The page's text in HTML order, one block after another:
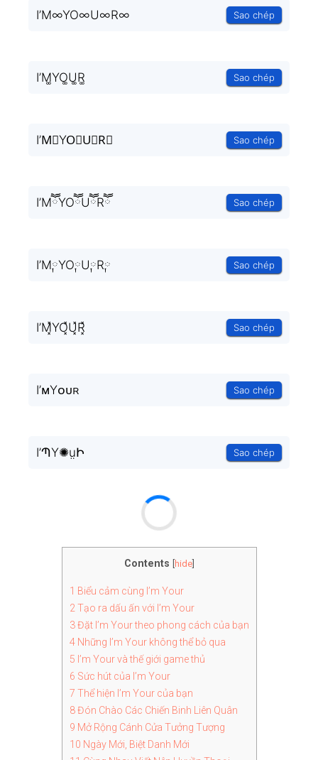
I’M∞YO∞U∞R∞ Sao chép
I’M͚YO͚U͚R͚ Sao chép
I’M⃒YO⃒U⃒R⃒ Sao chép
I’MཽYOཽUཽRཽ Sao chép
I’M༙YO༙U༙R༙ Sao chép
I’M͓̽YO͓̽U͓̽R͓̽ Sao chép
I’ᴍYᴏᴜʀ Sao chép
I’ՊY✺ṳԻ Sao chép
Contents hide]
1 Biểu cảm cùng I’m Your
2Tạo ra dấu ấn với I’m Your
3Đặt I’m Your theo phong cách của bạn
4Những I’m Your không thể bỏ qua
5 I’m Your và thế giới game thủ
6 Sức hút của I’m Your
7 Thể hiện I’m Your của bạn
8Đón Chào Các Chiến Binh Liên Quân
9 Mở Rộng Cánh Cửa Tưởng Tượng
10 Ngày Mới, Biệt Danh Mới